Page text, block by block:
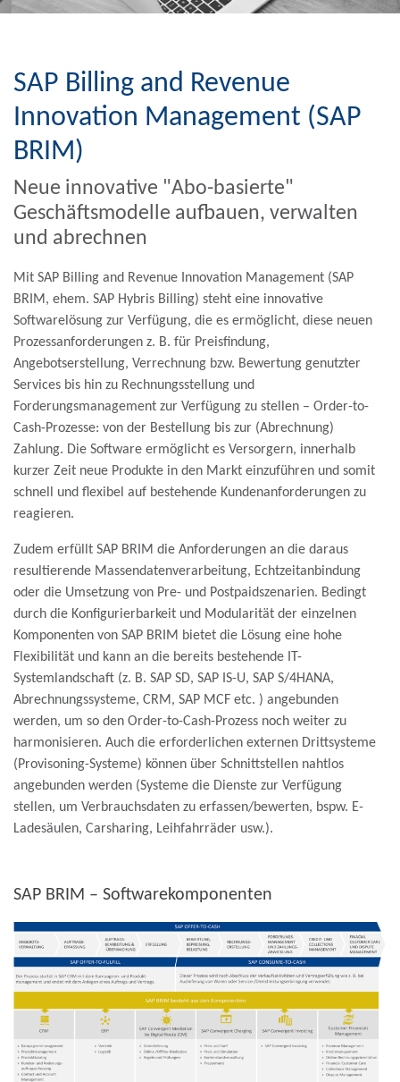
SAP Billing and Revenue
Innovation Management (SAP
BRIM)
Neue innovative "Abo-basierte"
Geschäftsmodelle aufbauen, verwalten
und abrechnen
Mit SAP Billing and Revenue Innovation Management (SAP
BRIM, ehem. SAP Hybris Billing) steht eine innovative
Softwarelösung zur Verfügung, die es ermöglicht, diese neuen
Prozessanforderungen z. B. für Preisfindung,
Angebotserstellung, Verrechnung bzw. Bewertung genutzter
Services bis hin zu Rechnungsstellung und
Forderungsmanagement zur Verfügung zu stellen – Order-to-
Cash-Prozesse: von der Bestellung bis zur (Abrechnung)
Zahlung. Die Software ermöglicht es Versorgern, innerhalb
kurzer Zeit neue Produkte in den Markt einzuführen und somit
schnell und flexibel auf bestehende Kundenanforderungen zu
reagieren.
Zudem erfüllt SAP BRIM die Anforderungen an die daraus
resultierende Massendatenverarbeitung, Echtzeitanbindung
oder die Umsetzung von Pre- und Postpaidszenarien. Bedingt
durch die Konfigurierbarkeit und Modularität der einzelnen
Komponenten von SAP BRIM bietet die Lösung eine hohe
Flexibilität und kann an die bereits bestehende IT-
Systemlandschaft (z. B. SAP SD, SAP IS-U, SAP S/4HANA,
Abrechnungssysteme, CRM, SAP MCF etc. ) angebunden
werden, um so den Order-to-Cash-Prozess noch weiter zu
harmonisieren. Auch die erforderlichen externen Drittsysteme
(Provisoning-Systeme) können über Schnittstellen nahtlos
angebunden werden (Systeme die Dienste zur Verfügung
stellen, um Verbrauchsdaten zu erfassen/bewerten, bspw. E-
Ladesäulen, Carsharing, Leihfahrräder usw.).
SAP BRIM – Softwarekomponenten